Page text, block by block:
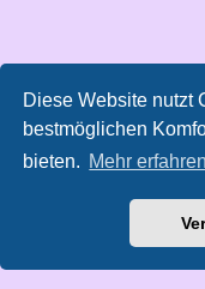
Diese Website nutzt
bestmöglichen
bieten. Mehr erfahren